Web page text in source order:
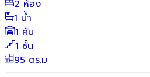
2 ห้อง
1 น้ำ
1 คัน
1 ชั้น
95 ตร.ม